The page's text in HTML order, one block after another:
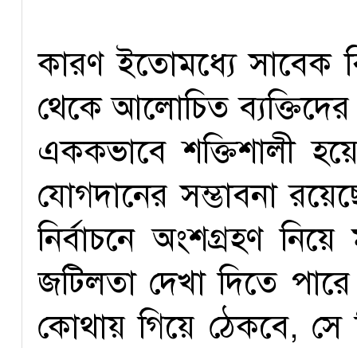
কারণ ইতোমধ্যে সাবেক
থেকে আলোচিত
এককভাবে শক্তিশালী
যোগদানের সম্ভাবনা
নির্বাচনে অংশগ্রহণ
জটিলতা দেখা দিতে
কোথায় গিয়ে ঠেকবে, সে